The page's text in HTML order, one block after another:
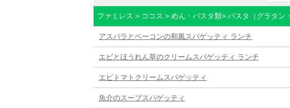
ファミレス > ココス > めん・パスタ類> パスタ（グラタン
アスパラとベーコンの和風スパゲッティ ランチ
エビとほうれん草のクリームスパゲッティ ランチ
エビトマトクリームスパゲッティ
魚介のスープスパゲッティ